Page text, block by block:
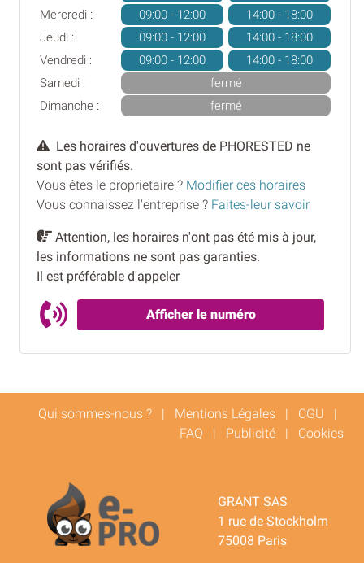
Mercredi :
09:00 - 12:00
14:00 - 18:00
Jeudi :
09:00 - 12:00
14:00 - 18:00
Vendredi :
09:00 - 12:00
14:00 - 18:00
Samedi :
fermé
Dimanche :
fermé
Les horaires d'ouvertures de PHORESTED ne
sont pas vérifiés.
Vous êtes le proprietaire ? Modifier ces horaires
Vous connaissez l'entreprise ? Faites-leur savoir
Attention, les horaires n'ont pas été mis à jour,
les informations ne sont pas garanties.
Il est préférable d'appeler
Afficher le numéro
Qui sommes-nous ? | Mentions Légales | CGU |
FAQ | Publicité | Cookies
GRANT SAS
1 rue de Stockholm
75008 Paris